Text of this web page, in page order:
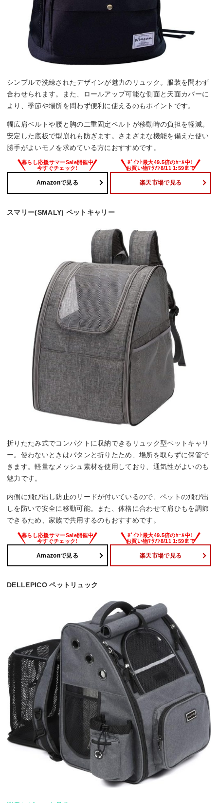
シンプルで洗練されたデザインが魅力のリュック。服装を問わず
合わせられます。また、ロールアップ可能な側面と天面カバーに
より、季節や場所を問わず便利に使えるのもポイントです。
幅広肩ベルトや腰と胸の二重固定ベルトが移動時の負担を軽減。
安定した底板で型崩れも防ぎます。さまざまな機能を備えた使い
勝手がよいモノを求めている方におすすめです。
Amazonで見る 楽天市場で見る
スマリー(SMALY) ペットキャリー
折りたたみ式でコンパクトに収納できるリュック型ペットキャリ
ー。使わないときはパタンと折りたため、場所を取らずに保管で
きます。軽量なメッシュ素材を使用しており、通気性がよいのも
魅力です。
内側に飛び出し防止のリードが付いているので、ペットの飛び出
しを防いで安全に移動可能。また、体格に合わせて肩ひもを調節
できるため、家族で共用するのもおすすめです。
Amazonで見る 楽天市場で見る
DELLEPICO ペットリュック